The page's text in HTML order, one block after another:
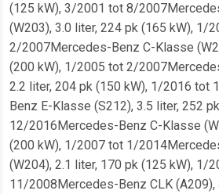
(125 kW), 3/2001 tot 8/
(W203), 3.0 liter, 224 pk (165 kW), 1/
2/2007Mercedes-Benz C-Klasse
(200 kW), 1/2005 tot 2/
2.2 liter, 204 pk (150 kW), 1/2016 tot
Benz E-Klasse (S212), 3.5 liter, 252
12/2016Mercedes-Benz C-Klasse
(200 kW), 1/2007 tot 1/
(W204), 2.1 liter, 170 pk (125 kW), 1/
11/2008Mercedes-Benz CLK (A209),